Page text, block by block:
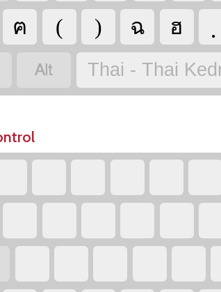
ฅ ( ) ฉ ฮ
 Thai - Thai